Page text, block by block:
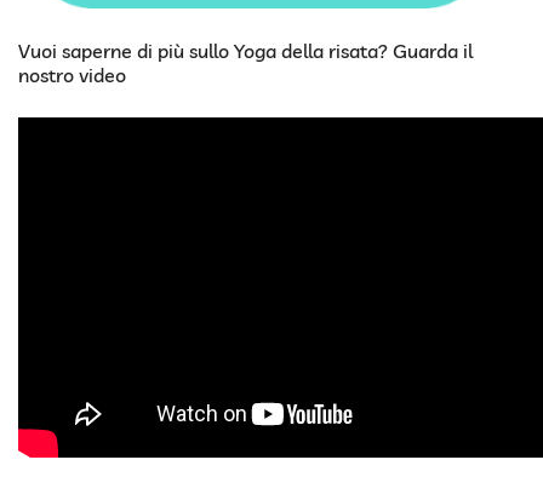
Vuoi saperne di più sullo Yoga della risata? Guarda il
nostro video